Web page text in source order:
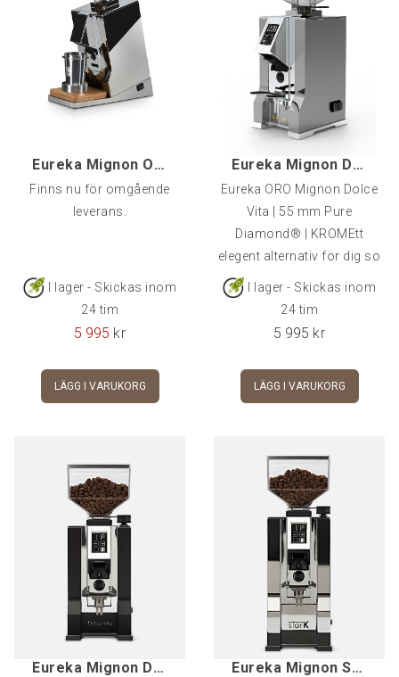
Eureka Mignon ORO - Single dose, Krom
Finns nu för omgående
leverans.
I lager - Skickas inom
24 tim
5 995 kr
LÄGG I VARUKORG
Eureka Mignon Dolce Vita, Krom
Eureka ORO Mignon Dolce
Vita | 55 mm Pure
Diamond® | KROMEtt
elegent alternativ för dig so
I lager - Skickas inom
24 tim
5 995 kr
LÄGG I VARUKORG
Eureka Mignon Dolce Vita, Svart Eureka Mignon Stark, Krom